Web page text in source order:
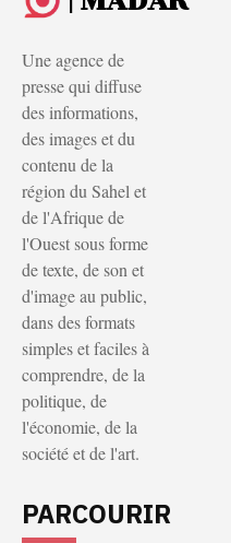
Une agence de
presse qui diffuse
des informations,
des images et du
contenu de la
région du Sahel et
de l'Afrique de
l'Ouest sous forme
de texte, de son et
d'image au public,
dans des formats
simples et faciles à
comprendre, de la
politique, de
l'économie, de la
société et de l'art.
PARCOURIR